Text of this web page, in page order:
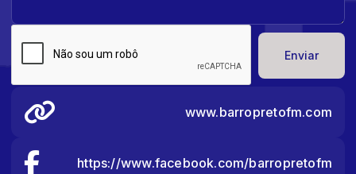
Enviar
www.barropretofm.com
https://www.facebook.com/barropretofm